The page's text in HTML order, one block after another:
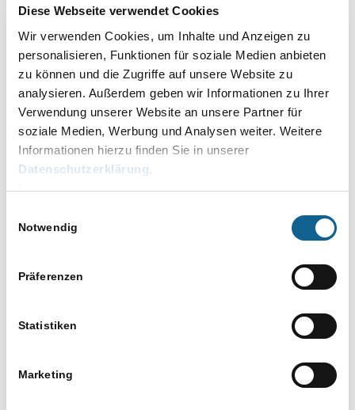
Diese Webseite verwendet Cookies
Wir verwenden Cookies, um Inhalte und Anzeigen zu
personalisieren, Funktionen für soziale Medien anbieten
zu können und die Zugriffe auf unsere Website zu
analysieren. Außerdem geben wir Informationen zu Ihrer
Verwendung unserer Website an unsere Partner für
soziale Medien, Werbung und Analysen weiter. Weitere
Informationen hierzu finden Sie in unserer
Datenschutzerklärung.
Impressum
Notwendig
Präferenzen
Statistiken
Marketing
Darüber hinaus muss dem zur Rechnung
angegebenen Erlöskonto ein Steuerschlüssel
zugeordnet sein, der den Kennzahlen 21 bzw.
41 der USt.-Voranmeldung entspricht.